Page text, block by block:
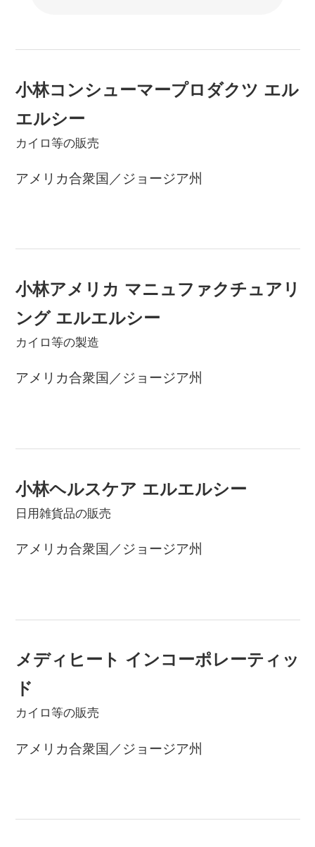
小林コンシューマープロダクツ エル
エルシー
カイロ等の販売
アメリカ合衆国／ジョージア州
小林アメリカ マニュファクチュアリ
ング エルエルシー
カイロ等の製造
アメリカ合衆国／ジョージア州
小林ヘルスケア エルエルシー
日用雑貨品の販売
アメリカ合衆国／ジョージア州
メディヒート インコーポレーティッ
ド
カイロ等の販売
アメリカ合衆国／ジョージア州